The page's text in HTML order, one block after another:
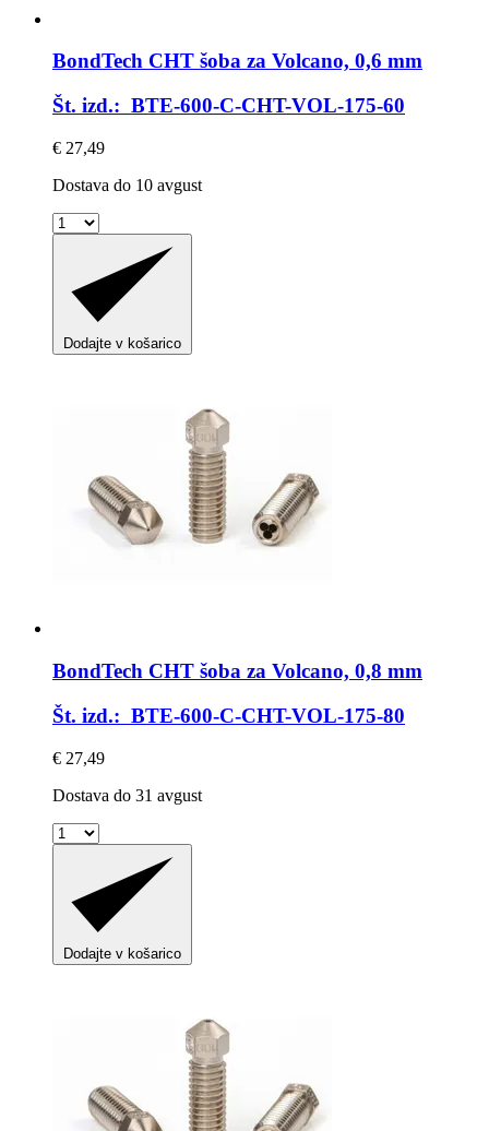
BondTech CHT šoba za Volcano, 0,6 mm
Št. izd.: BTE-600-C-CHT-VOL-175-60
€ 27,49
Dostava do 10 avgust
Dodajte v košarico
BondTech CHT šoba za Volcano, 0,8 mm
Št. izd.: BTE-600-C-CHT-VOL-175-80
€ 27,49
Dostava do 31 avgust
Dodajte v košarico